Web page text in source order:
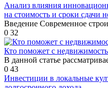
Анализ влияния
на стоимость и сроки сдачи
Введение Современное
0 32
Кто поможет с
В данной статье
0 43
Инвестиции в локальные